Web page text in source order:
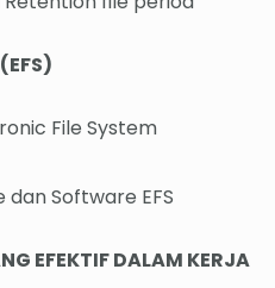
File System
Software EFS
EFEKTIF DALAM KERJA